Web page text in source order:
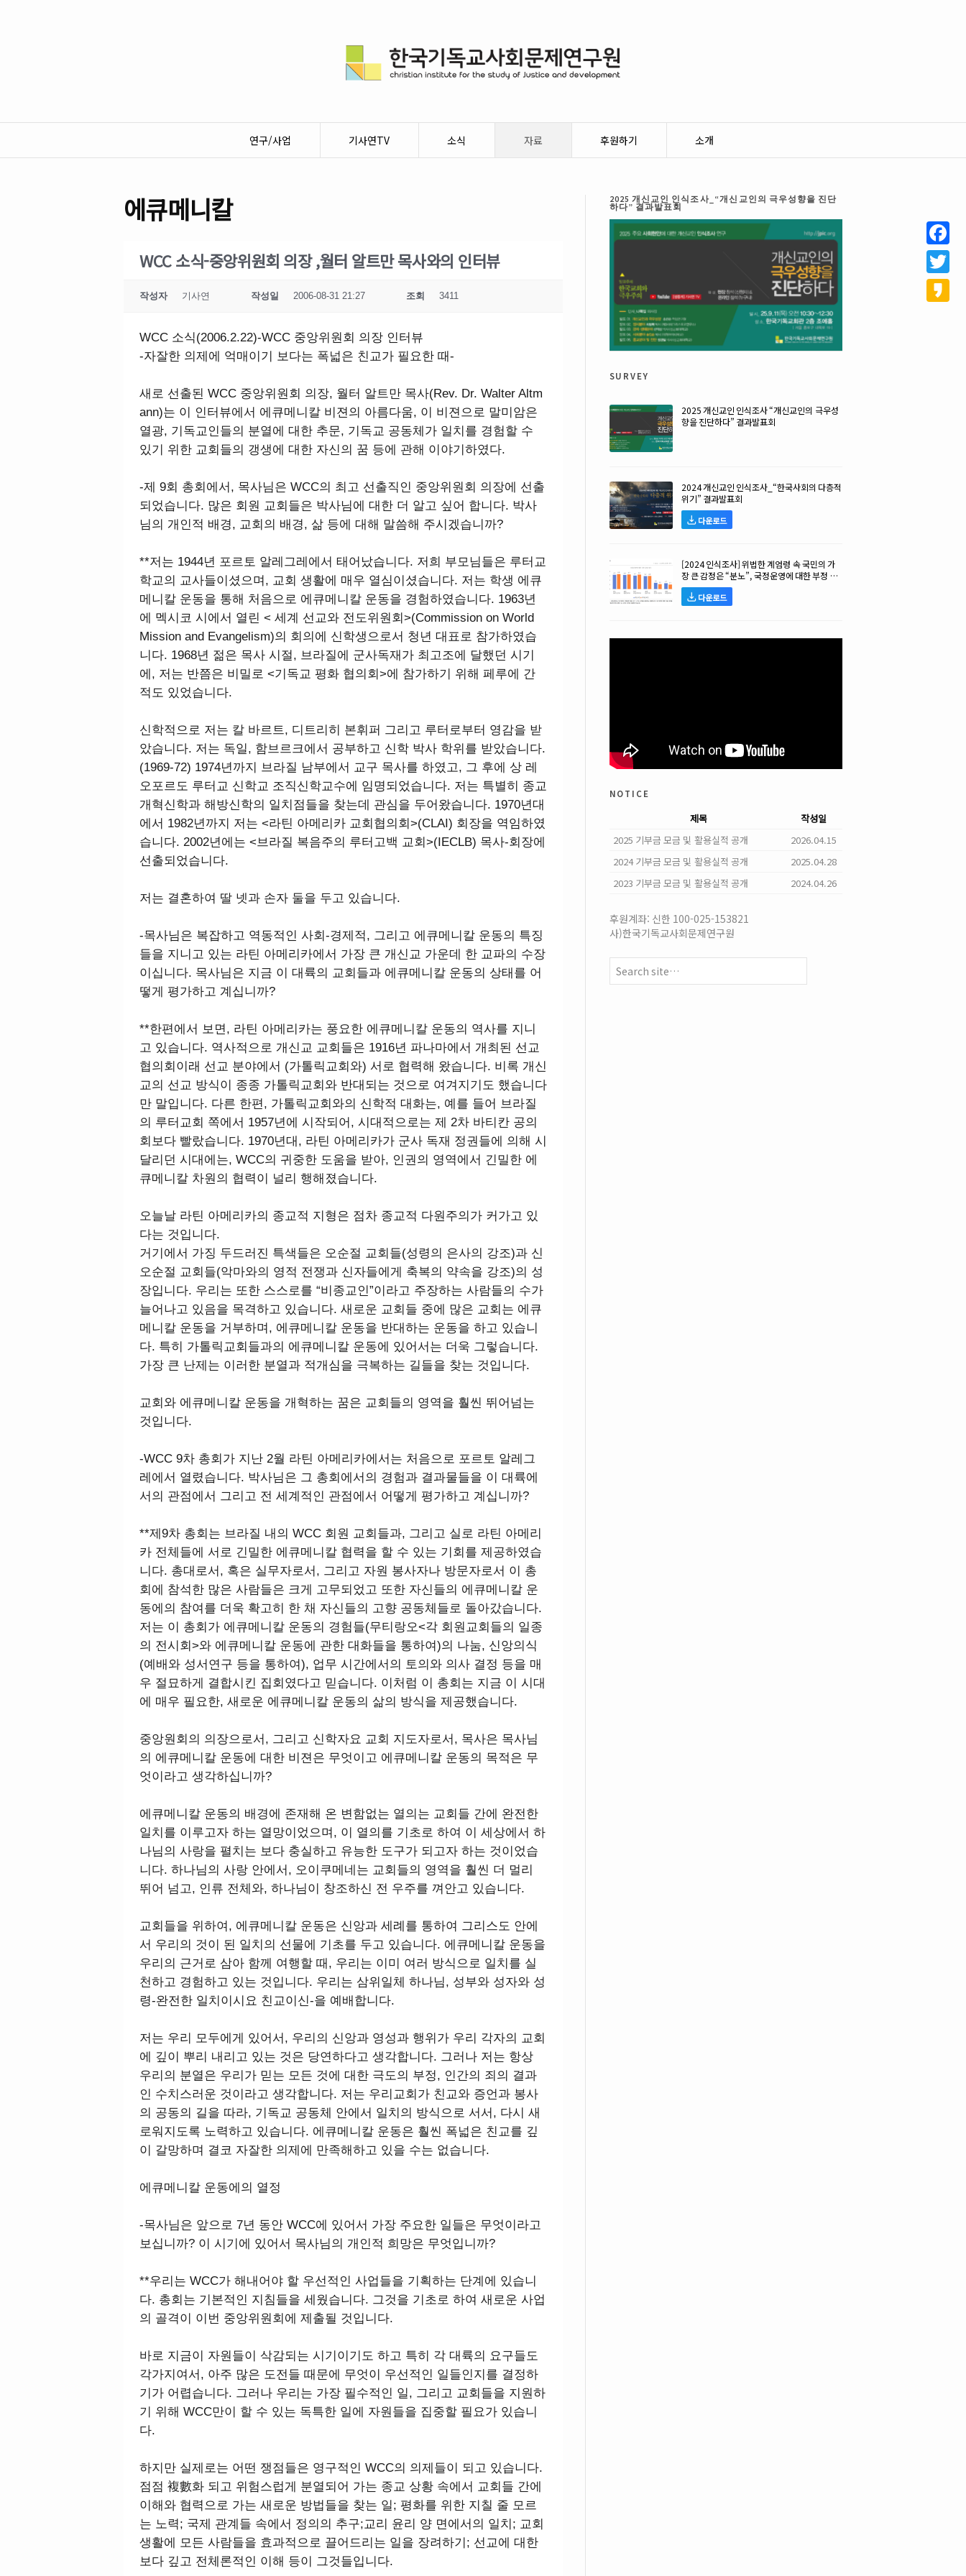
연구/사업 기사연TV 소식 자료 후원하기 소개
에큐메니칼
WCC 소식-중앙위원회 의장 ,월터 알트만 목사와의 인터뷰
작성자 기사연 작성일 2006-08-31 21:27 조회 3411
WCC 소식(2006.2.22)-WCC 중앙위원회 의장 인터뷰
-자잘한 의제에 억매이기 보다는 폭넓은 친교가 필요한 때-
새로 선출된 WCC 중앙위원회 의장, 월터 알트만 목사(Rev. Dr. Walter Altm
ann)는 이 인터뷰에서 에큐메니칼 비젼의 아름다움, 이 비젼으로 말미암은
열광, 기독교인들의 분열에 대한 추문, 기독교 공동체가 일치를 경험할 수
있기 위한 교회들의 갱생에 대한 자신의 꿈 등에 관해 이야기하였다.
-제 9회 총회에서, 목사님은 WCC의 최고 선출직인 중앙위원회 의장에 선출
되었습니다. 많은 회원 교회들은 박사님에 대한 더 알고 싶어 합니다. 박사
님의 개인적 배경, 교회의 배경, 삶 등에 대해 말씀해 주시겠습니까?
**저는 1944년 포르토 알레그레에서 태어났습니다. 저희 부모님들은 루터교
학교의 교사들이셨으며, 교회 생활에 매우 열심이셨습니다. 저는 학생 에큐
메니칼 운동을 통해 처음으로 에큐메니칼 운동을 경험하였습니다. 1963년
에 멕시코 시에서 열린 < 세계 선교와 전도위원회>(Commission on World
Mission and Evangelism)의 회의에 신학생으로서 청년 대표로 참가하였습
니다. 1968년 젊은 목사 시절, 브라질에 군사독재가 최고조에 달했던 시기
에, 저는 반쯤은 비밀로 <기독교 평화 협의회>에 참가하기 위해 페루에 간
적도 있었습니다.
신학적으로 저는 칼 바르트, 디트리히 본휘퍼 그리고 루터로부터 영감을 받
았습니다. 저는 독일, 함브르크에서 공부하고 신학 박사 학위를 받았습니다.
(1969-72) 1974년까지 브라질 남부에서 교구 목사를 하였고, 그 후에 상 레
오포르도 루터교 신학교 조직신학교수에 임명되었습니다. 저는 특별히 종교
개혁신학과 해방신학의 일치점들을 찾는데 관심을 두어왔습니다. 1970년대
에서 1982년까지 저는 <라틴 아메리카 교회협의회>(CLAI) 회장을 역임하였
습니다. 2002년에는 <브라질 복음주의 루터고백 교회>(IECLB) 목사-회장에
선출되었습니다.
저는 결혼하여 딸 넷과 손자 둘을 두고 있습니다.
-목사님은 복잡하고 역동적인 사회-경제적, 그리고 에큐메니칼 운동의 특징
들을 지니고 있는 라틴 아메리카에서 가장 큰 개신교 가운데 한 교파의 수장
이십니다. 목사님은 지금 이 대륙의 교회들과 에큐메니칼 운동의 상태를 어
떻게 평가하고 계십니까?
**한편에서 보면, 라틴 아메리카는 풍요한 에큐메니칼 운동의 역사를 지니
고 있습니다. 역사적으로 개신교 교회들은 1916년 파나마에서 개최된 선교
협의회이래 선교 분야에서 (가톨릭교회와) 서로 협력해 왔습니다. 비록 개신
교의 선교 방식이 종종 가톨릭교회와 반대되는 것으로 여겨지기도 했습니다
만 말입니다. 다른 한편, 가톨릭교회와의 신학적 대화는, 예를 들어 브라질
의 루터교회 쪽에서 1957년에 시작되어, 시대적으로는 제 2차 바티칸 공의
회보다 빨랐습니다. 1970년대, 라틴 아메리카가 군사 독재 정권들에 의해 시
달리던 시대에는, WCC의 귀중한 도움을 받아, 인권의 영역에서 긴밀한 에
큐메니칼 차원의 협력이 널리 행해졌습니다.
오늘날 라틴 아메리카의 종교적 지형은 점차 종교적 다원주의가 커가고 있
다는 것입니다.
거기에서 가징 두드러진 특색들은 오순절 교회들(성령의 은사의 강조)과 신
오순절 교회들(악마와의 영적 전쟁과 신자들에게 축복의 약속을 강조)의 성
장입니다. 우리는 또한 스스로를 “비종교인”이라고 주장하는 사람들의 수가
늘어나고 있음을 목격하고 있습니다. 새로운 교회들 중에 많은 교회는 에큐
메니칼 운동을 거부하며, 에큐메니칼 운동을 반대하는 운동을 하고 있습니
다. 특히 가톨릭교회들과의 에큐메니칼 운동에 있어서는 더욱 그렇습니다.
가장 큰 난제는 이러한 분열과 적개심을 극복하는 길들을 찾는 것입니다.
교회와 에큐메니칼 운동을 개혁하는 꿈은 교회들의 영역을 훨씬 뛰어넘는
것입니다.
-WCC 9차 총회가 지난 2월 라틴 아메리카에서는 처음으로 포르토 알레그
레에서 열렸습니다. 박사님은 그 총회에서의 경험과 결과물들을 이 대륙에
서의 관점에서 그리고 전 세계적인 관점에서 어떻게 평가하고 계십니까?
**제9차 총회는 브라질 내의 WCC 회원 교회들과, 그리고 실로 라틴 아메리
카 전체들에 서로 긴밀한 에큐메니칼 협력을 할 수 있는 기회를 제공하였습
니다. 총대로서, 혹은 실무자로서, 그리고 자원 봉사자나 방문자로서 이 총
회에 참석한 많은 사람들은 크게 고무되었고 또한 자신들의 에큐메니칼 운
동에의 참여를 더욱 확고히 한 채 자신들의 고향 공동체들로 돌아갔습니다.
저는 이 총회가 에큐메니칼 운동의 경험들(무티랑오<각 회원교회들의 일종
의 전시회>와 에큐메니칼 운동에 관한 대화들을 통하여)의 나눔, 신앙의식
(예배와 성서연구 등을 통하여), 업무 시간에서의 토의와 의사 결정 등을 매
우 절묘하게 결합시킨 집회였다고 믿습니다. 이처럼 이 총회는 지금 이 시대
에 매우 필요한, 새로운 에큐메니칼 운동의 삶의 방식을 제공했습니다.
중앙원회의 의장으로서, 그리고 신학자요 교회 지도자로서, 목사은 목사님
의 에큐메니칼 운동에 대한 비젼은 무엇이고 에큐메니칼 운동의 목적은 무
엇이라고 생각하십니까?
에큐메니칼 운동의 배경에 존재해 온 변함없는 열의는 교회들 간에 완전한
일치를 이루고자 하는 열망이었으며, 이 열의를 기초로 하여 이 세상에서 하
나님의 사랑을 펼치는 보다 충실하고 유능한 도구가 되고자 하는 것이었습
니다. 하나님의 사랑 안에서, 오이쿠메네는 교회들의 영역을 훨씬 더 멀리
뛰어 넘고, 인류 전체와, 하나님이 창조하신 전 우주를 껴안고 있습니다.
교회들을 위하여, 에큐메니칼 운동은 신앙과 세례를 통하여 그리스도 안에
서 우리의 것이 된 일치의 선물에 기초를 두고 있습니다. 에큐메니칼 운동을
우리의 근거로 삼아 함께 여행할 때, 우리는 이미 여러 방식으로 일치를 실
천하고 경험하고 있는 것입니다. 우리는 삼위일체 하나님, 성부와 성자와 성
령-완전한 일치이시요 친교이신-을 예배합니다.
저는 우리 모두에게 있어서, 우리의 신앙과 영성과 행위가 우리 각자의 교회
에 깊이 뿌리 내리고 있는 것은 당연하다고 생각합니다. 그러나 저는 항상
우리의 분열은 우리가 믿는 모든 것에 대한 극도의 부정, 인간의 죄의 결과
인 수치스러운 것이라고 생각합니다. 저는 우리교회가 친교와 증언과 봉사
의 공동의 길을 따라, 기독교 공동체 안에서 일치의 방식으로 서서, 다시 새
로워지도록 노력하고 있습니다. 에큐메니칼 운동은 훨씬 폭넓은 친교를 깊
이 갈망하며 결코 자잘한 의제에 만족해하고 있을 수는 없습니다.
에큐메니칼 운동에의 열정
-목사님은 앞으로 7년 동안 WCC에 있어서 가장 주요한 일들은 무엇이라고
보십니까? 이 시기에 있어서 목사님의 개인적 희망은 무엇입니까?
**우리는 WCC가 해내어야 할 우선적인 사업들을 기획하는 단계에 있습니
다. 총회는 기본적인 지침들을 세웠습니다. 그것을 기초로 하여 새로운 사업
의 골격이 이번 중앙위원회에 제출될 것입니다.
바로 지금이 자원들이 삭감되는 시기이기도 하고 특히 각 대륙의 요구들도
각가지여서, 아주 많은 도전들 때문에 무엇이 우선적인 일들인지를 결정하
기가 어렵습니다. 그러나 우리는 가장 필수적인 일, 그리고 교회들을 지원하
기 위해 WCC만이 할 수 있는 독특한 일에 자원들을 집중할 필요가 있습니
다.
하지만 실제로는 어떤 쟁점들은 영구적인 WCC의 의제들이 되고 있습니다.
점점 複數화 되고 위험스럽게 분열되어 가는 종교 상황 속에서 교회들 간에
이해와 협력으로 가는 새로운 방법들을 찾는 일; 평화를 위한 지칠 줄 모르
는 노력; 국제 관계들 속에서 정의의 추구;교리 윤리 양 면에서의 일치; 교회
생활에 모든 사람들을 효과적으로 끌어드리는 일을 장려하기; 선교에 대한
보다 깊고 전체론적인 이해 등이 그것들입니다.
2025 개신교인 인식조사_“개신교인의 극우성향을 진단
하다” 결과발표회
survey
2025 개신교인 인식조사 “개신교인의 극우성
향을 진단하다” 결과발표회
2024 개신교인 인식조사_“한국사회의 다층적
위기” 결과발표회
다운로드
[2024 인식조사] 위법한 계엄령 속 국민의 가
장 큰 감정은 “분노”, 국정운영에 대한 부정 평
가 높아!
다운로드
notice
제목
작성일
2025 기부금 모금 및 활용실적 공개
2026.04.15
2024 기부금 모금 및 활용실적 공개
2025.04.28
2023 기부금 모금 및 활용실적 공개
2024.04.26
후원계좌: 신한 100-025-153821
사)한국기독교사회문제연구원
Twitter